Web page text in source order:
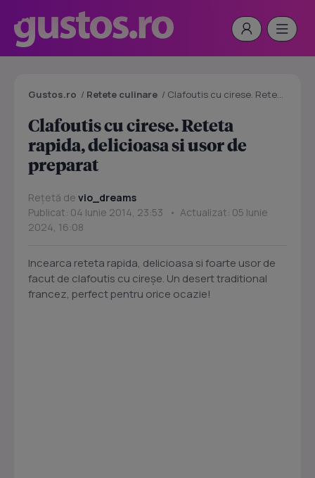
Gustos.ro / Retete culinare / Clafoutis cu cirese. Reteta rapida, delicioasa si usor de preparat
Clafoutis cu cirese. Reteta
rapida, delicioasa si usor de
preparat
Rețetă de vio_dreams
Publicat: 04 Iunie 2014, 23:53 • Actualizat: 05 Iunie
2024, 16:08
Incearca reteta rapida, delicioasa si foarte usor de
facut de clafoutis cu cireșe. Un desert traditional
francez, perfect pentru orice ocazie!